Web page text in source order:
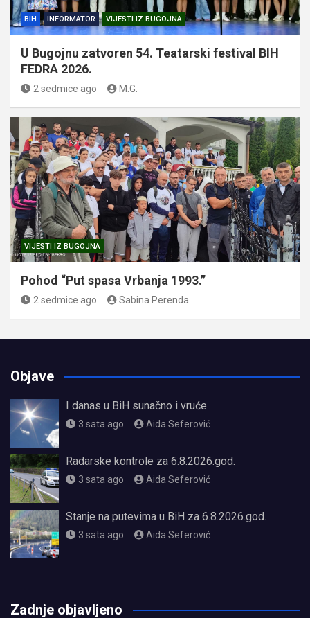
BIH INFORMATOR VIJESTI IZ BUGOJNA
U Bugojnu zatvoren 54. Teatarski festival BIH
FEDRA 2026.
2 sedmice ago M.G.
VIJESTI IZ BUGOJNA
Pohod “Put spasa Vrbanja 1993.”
2 sedmice ago Sabina Perenda
Objave
I danas u BiH sunačno i vruće
3 sata ago Aida Seferović
Radarske kontrole za 6.8.2026.god.
3 sata ago Aida Seferović
Stanje na putevima u BiH za 6.8.2026.god.
3 sata ago Aida Seferović
Zadnje objavljeno